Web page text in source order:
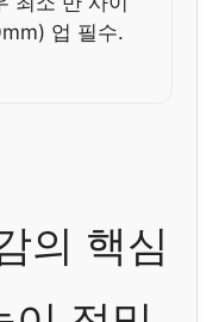
업 필수.
의 핵심